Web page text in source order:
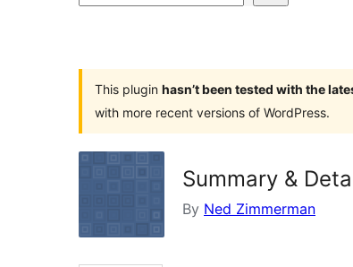
This plugin hasn’t been tested with the
with more recent versions of WordPress.
Summary &
By Ned Zimmerman